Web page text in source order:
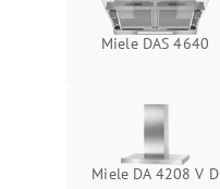
Miele DAS 4640
Miele DA 4208 V D